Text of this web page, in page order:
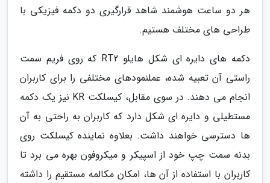
هر دو ساعت هوشمند شاهد قرارگیری دو دکمه فیزیکی با
طراحی های مختلف هستیم.
دکمه های دایره ای شکل هایلو RT2 که روی فریم سمت
راستی آن تعبیه شده، عملنمودهای مختلفی را برای کاربران
انجام می دهند. در سوی مقابل، کیسلکت KR نیز یک دکمه
مستطیلی و دایره ای شکل دارد که کاربران به راحتی به آن
ها دسترسی خواهند داشت. بعلاوه نماینده کیسلکت روی
بدنه سمت چپ خود از اسپیکر و میکروفون بهره می برد تا
کاربران با استفاده از آن ها، امکان مکالمه مستقیم را داشته